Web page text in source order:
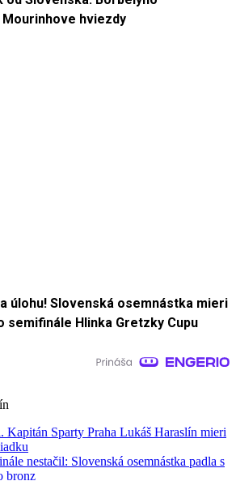
hviezdy
úlohu! Slovenská osemnástka mieri
semifinále Hlinka Gretzky Cupu
Kapitán Sparty Praha Lukáš Haraslín mieri
nestačil: Slovenská osemnástka padla s
bronz